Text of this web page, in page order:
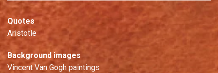
Quotes
Aristotle
Background images
Vincent Van Gogh paintings